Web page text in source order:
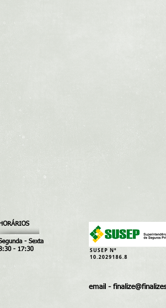
HORÁRIOS
- Sexta
- 17:30
SUSEP N°
10.2029186.8
email -